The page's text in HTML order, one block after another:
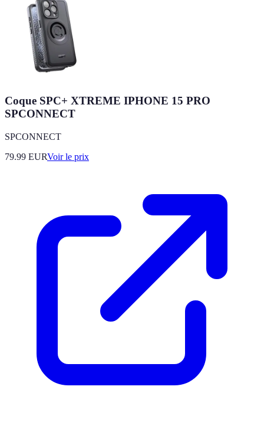
Coque SPC+ XTREME IPHONE 15 PRO
SPCONNECT
SPCONNECT
79.99 EURVoir le prix